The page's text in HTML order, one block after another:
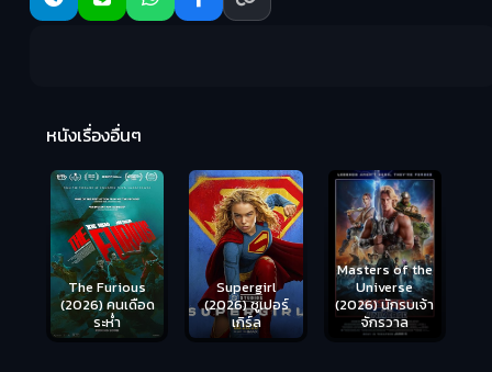
หนังเรื่องอื่นๆ
Supergirl
(2026) ซูเปอร์
เกิร์ล
Masters of the
Universe
(2026) นักรบเจ้า
จักรวาล